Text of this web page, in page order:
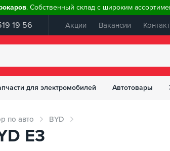
. Собственный склад с широким
19 56 Акции Вакансии
для электромобилей Автотовары
по авто BYD
E3